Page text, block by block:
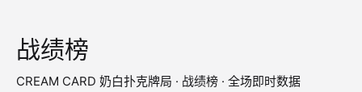
战绩榜
CREAM CARD 奶白扑克牌局 · 战绩榜 · 全场即时数据